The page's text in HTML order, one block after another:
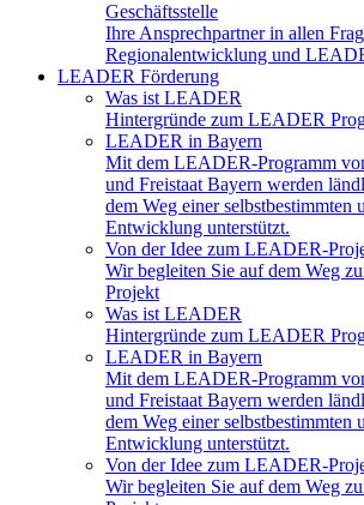
Geschäftsstelle
Ihre Ansprechpartner in allen
Regionalentwicklung und
LEADER Förderung
Was ist LEADER
Hintergründe zum LEADER
LEADER in Bayern
Mit dem LEADER-Programm
und Freistaat Bayern werden
dem Weg einer selbstbestimmten
Entwicklung unterstützt.
Von der Idee zum LEADER-
Wir begleiten Sie auf dem Weg
Projekt
Was ist LEADER
Hintergründe zum LEADER
LEADER in Bayern
Mit dem LEADER-Programm
und Freistaat Bayern werden
dem Weg einer selbstbestimmten
Entwicklung unterstützt.
Von der Idee zum LEADER-
Wir begleiten Sie auf dem Weg